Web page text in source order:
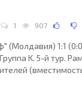
1 907
(Молдавия) 1:1
K. 5-й тур.